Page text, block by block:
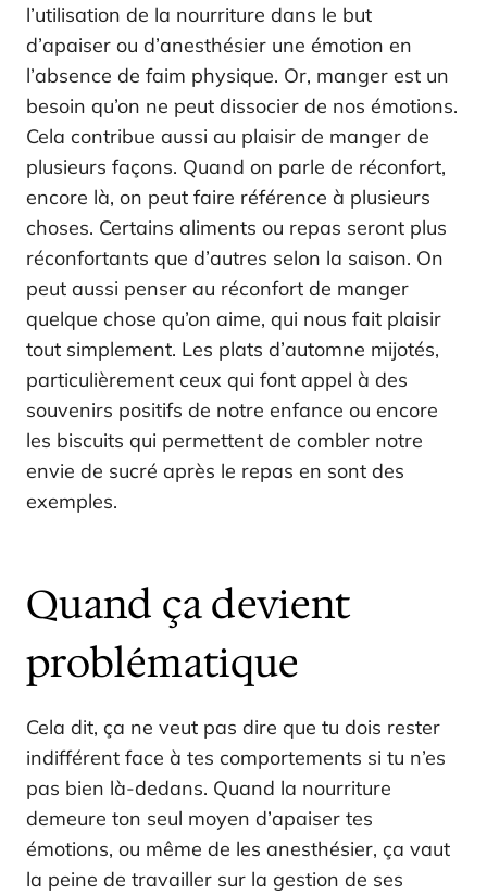
l’utilisation de la nourriture dans le but
d’apaiser ou d’anesthésier une émotion en
l’absence de faim physique. Or, manger est un
besoin qu’on ne peut dissocier de nos émotions.
Cela contribue aussi au plaisir de manger de
plusieurs façons. Quand on parle de réconfort,
encore là, on peut faire référence à plusieurs
choses. Certains aliments ou repas seront plus
réconfortants que d’autres selon la saison. On
peut aussi penser au réconfort de manger
quelque chose qu’on aime, qui nous fait plaisir
tout simplement. Les plats d’automne mijotés,
particulièrement ceux qui font appel à des
souvenirs positifs de notre enfance ou encore
les biscuits qui permettent de combler notre
envie de sucré après le repas en sont des
exemples.
Quand ça devient
problématique
Cela dit, ça ne veut pas dire que tu dois rester
indifférent face à tes comportements si tu n’es
pas bien là-dedans. Quand la nourriture
demeure ton seul moyen d’apaiser tes
émotions, ou même de les anesthésier, ça vaut
la peine de travailler sur la gestion de ses